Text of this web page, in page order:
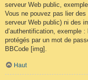
serveur Web public,
Vous ne pouvez pas lier
serveur Web public) ni des
d’authentification, exemple
protégés par un mot de
BBCode [img].
Haut